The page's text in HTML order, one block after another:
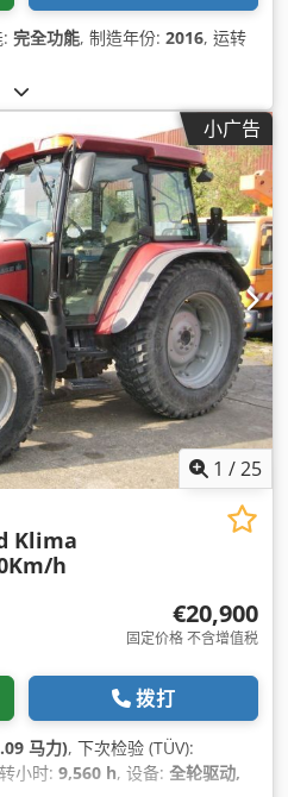
完全功能, 制造年份: 2016, 运转
小广告
1 /25
Klima
h
€20,900
固定价格 不含增值税
拨打
马力), 下次检验 (TÜV):
小时: 9,560 h, 设备: 全轮驱动,